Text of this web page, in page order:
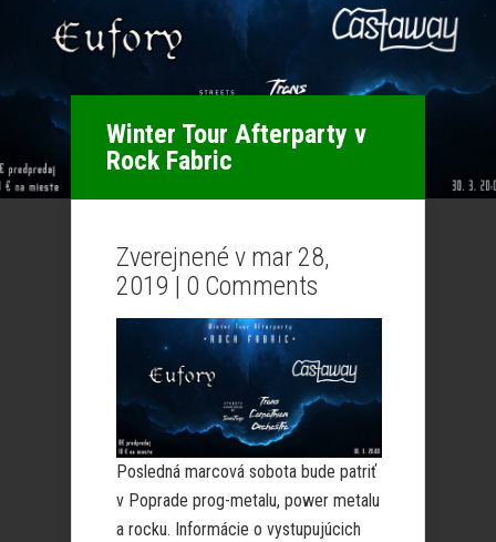
Winter Tour Afterparty v
Rock Fabric
Zverejnené v mar 28,
2019 | 0 Comments
Posledná marcová sobota bude patriť
v Poprade prog-metalu, power metalu
a rocku. Informácie o vystupujúcich